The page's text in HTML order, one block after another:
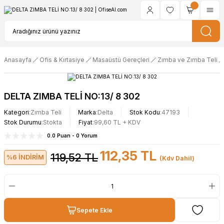
Anasayfa Ofis & Kırtasiye Masaüstü Gereçleri Zımba ve Zımba Teli
DELTA ZIMBA TELİ NO:13/ 8 302
Kategori Zımba Teli Marka Delta Stok Kodu 47193
Stok Durumu Stokta Fiyat 99,60 TL + KDV
0.0 Puan - 0 Yorum
%6 İNDİRİM 119,52 TL112,35 TL (Kdv Dahil)
Sepete Ekle